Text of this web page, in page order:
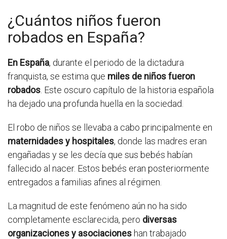
¿Cuántos niños fueron
robados en España?
En España, durante el periodo de la dictadura
franquista, se estima que miles de niños fueron
robados . Este oscuro capítulo de la historia española
ha dejado una profunda huella en la sociedad.
El robo de niños se llevaba a cabo principalmente en
maternidades y hospitales, donde las madres eran
engañadas y se les decía que sus bebés habían
fallecido al nacer. Estos bebés eran posteriormente
entregados a familias afines al régimen.
La magnitud de este fenómeno aún no ha sido
completamente esclarecida, pero diversas
organizaciones y asociacioneshan trabajado